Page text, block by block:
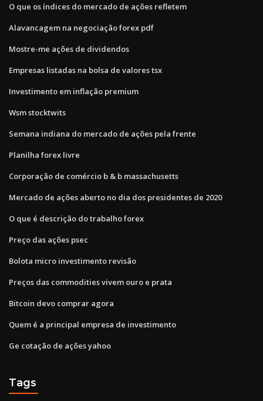
O que os índices do mercado de ações refletem
Alavancagem na negociação forex pdf
Mostre-me ações de dividendos
Empresas listadas na bolsa de valores tsx
Investimento em inflação premium
Wsm stocktwits
Semana indiana do mercado de ações pela frente
Planilha forex livre
Corporação de comércio b & b massachusetts
Mercado de ações aberto no dia dos presidentes de 2020
O que é descrição do trabalho forex
Preço das ações psec
Bolota micro investimento revisão
Preços das commodities vivem ouro e prata
Bitcoin devo comprar agora
Quem é a principal empresa de investimento
Ge cotação de ações yahoo
Tags